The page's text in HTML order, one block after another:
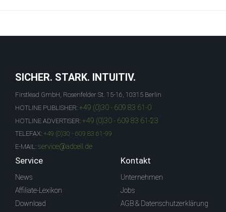
SICHER. STARK. INTUITIV.
Firstlead GmbH, Rosenfelder St. 15-16, 10315 Berlin
HOTLINE PUBLISHER: +49 (0)30 - 609 83 61-0
HOTLINE ADVERTISER: +49 (0)30 - 609 83 61-23
TELEFAX: +49 (0)30 - 609 83 61-99
E-MAIL: service@adcell.de
Service
News
Affiliate-Lexikon
Download
Kontakt
Unternehmen
Jobs
AGB & Datenschutzerklärung